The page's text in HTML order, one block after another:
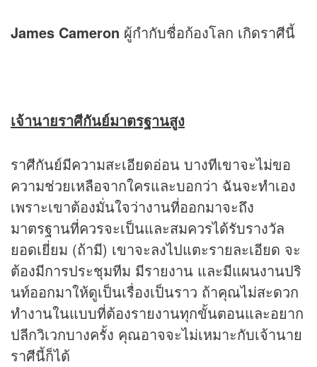
James Cameron ผู้กำกับชื่อก้องโลก เกิดราศีนี้
เจ้านายราศีกันย์มาตรฐานสูง
ราศีกันย์มีความสะเอียดอ่อน บางทีเขาจะไม่ขอ
ความช่วยเหลือจากใครและบอกว่า ฉันจะทำเอง
เพราะเขาต้องมั่นใจว่างานที่ออกมาจะถึง
มาตรฐานที่ควรจะเป็นและสมควรได้รับรางวัล
ยอดเยี่ยม (ถ้ามี) เขาจะลงไปแตะรายละเอียด จะ
ต้องมีการประชุมทีม มีรายงาน และมีแผนงานปริ
นท์ออกมาให้ดูเป็นเรื่องเป็นราว ถ้าคุณไม่สะดวก
ทำงานในแบบที่ต้องรายงานทุกขั้นตอนและอยาก
ปลีกวิเวกบางครั้ง คุณอาจจะไม่เหมาะกับเจ้านาย
ราศีนี้ก็ได้